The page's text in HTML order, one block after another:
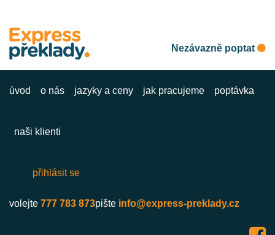
Nezávazně poptat
úvod o nás jazyky a ceny jak pracujeme poptávka
naši klienti
přihlásit se
volejte 777 783 873pište info@express-preklady.cz